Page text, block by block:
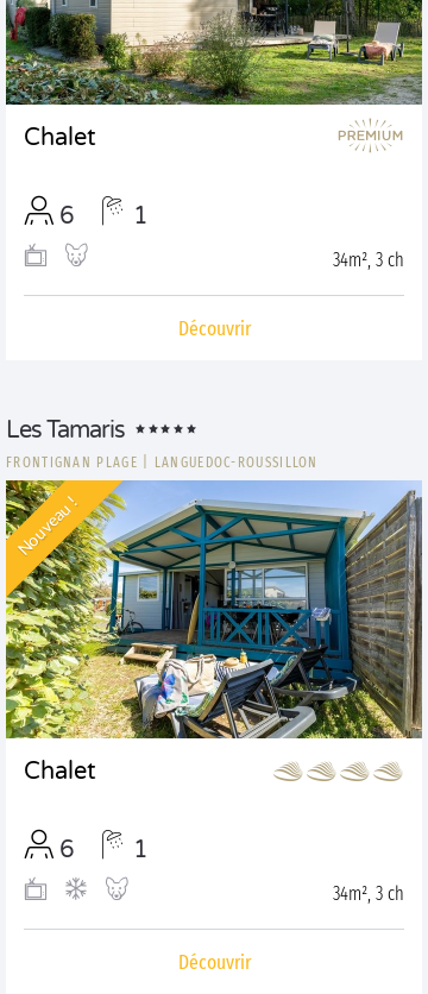
Chalet
6 1
34m², 3 ch
Découvrir
Les Tamaris
FRONTIGNAN PLAGE LANGUEDOC-ROUSSILLON
Nouveau !
Chalet
6 1
34m², 3 ch
Découvrir